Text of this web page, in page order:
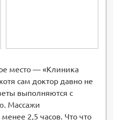
место — «Клиника
сам доктор давно не
выполняются с
Массажи
2,5 часов. Что что